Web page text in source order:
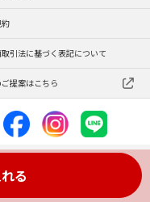
る
引法に基づく表記について
提案はこちら